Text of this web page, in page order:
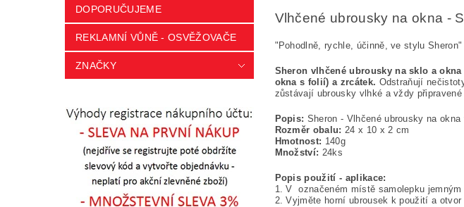
DOPORUČUJEME
REKLAMNÍ VŮNĚ - OSVĚŽOVAČE
ZNAČKY
Vlhčené ubrousky na okna -
"Pohodlně, rychle, účinně, ve stylu Sheron"
Sheron vlhčené ubrousky na sklo a
okna s folií) a zrcátek. Odstraňují
zůstávají ubrousky vlhké a vždy
Popis: Sheron - Vlhčené ubrousky na
Rozměr obalu: 24 x 10 x 2 cm
Hmotnost: 140g
Množství: 24ks
Popis použití - aplikace:
1. V označeném místě samolepku
2. Vyjměte horní ubrousek k použití a